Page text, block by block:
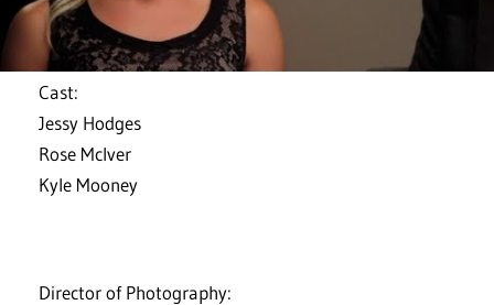
Cast:
Jessy Hodges
Rose McIver
Kyle Mooney
Director of Photography: